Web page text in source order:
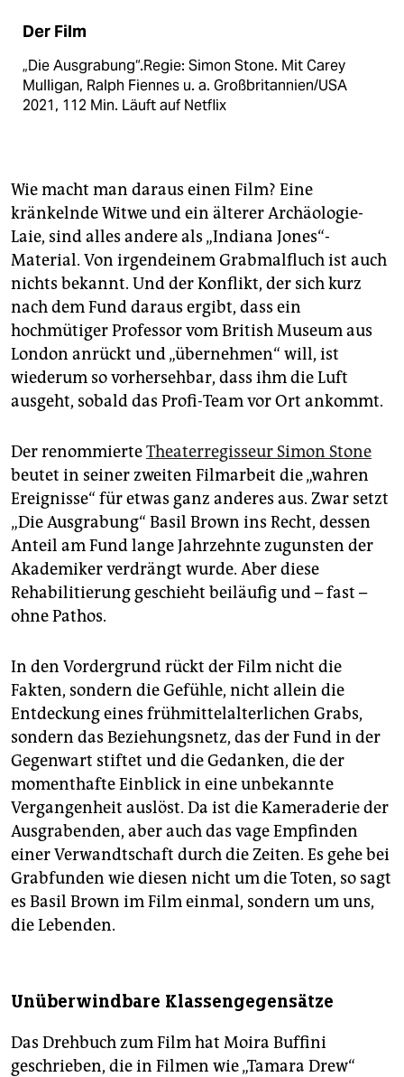
Der Film
„Die Ausgrabung“.Regie: Simon Stone. Mit Carey
Mulligan, Ralph Fiennes u. a. Großbritannien/USA
2021, 112 Min. Läuft auf Netflix
Wie macht man daraus einen Film? Eine
kränkelnde Witwe und ein älterer Archäologie-
Laie, sind alles andere als „Indiana Jones“-
Material. Von irgendeinem Grabmalfluch ist auch
nichts bekannt. Und der Konflikt, der sich kurz
nach dem Fund daraus ergibt, dass ein
hochmütiger Professor vom British Museum aus
London anrückt und „übernehmen“ will, ist
wiederum so vorhersehbar, dass ihm die Luft
ausgeht, sobald das Profi-Team vor Ort ankommt.
Der renommierteTheaterregisseur Simon Stone
beutet in seiner zweiten Filmarbeit die „wahren
Ereignisse“ für etwas ganz anderes aus. Zwar setzt
„Die Ausgrabung“ Basil Brown ins Recht, dessen
Anteil am Fund lange Jahrzehnte zugunsten der
Akademiker verdrängt wurde. Aber diese
Rehabilitierung geschieht beiläufig und – fast –
ohne Pathos.
In den Vordergrund rückt der Film nicht die
Fakten, sondern die Gefühle, nicht allein die
Entdeckung eines frühmittelalterlichen Grabs,
sondern das Beziehungsnetz, das der Fund in der
Gegenwart stiftet und die Gedanken, die der
momenthafte Einblick in eine unbekannte
Vergangenheit auslöst. Da ist die Kameraderie der
Ausgrabenden, aber auch das vage Empfinden
einer Verwandtschaft durch die Zeiten. Es gehe bei
Grabfunden wie diesen nicht um die Toten, so sagt
es Basil Brown im Film einmal, sondern um uns,
die Lebenden.
Unüberwindbare Klassengegensätze
Das Drehbuch zum Film hat Moira Buffini
geschrieben, die in Filmen wie „Tamara Drew“